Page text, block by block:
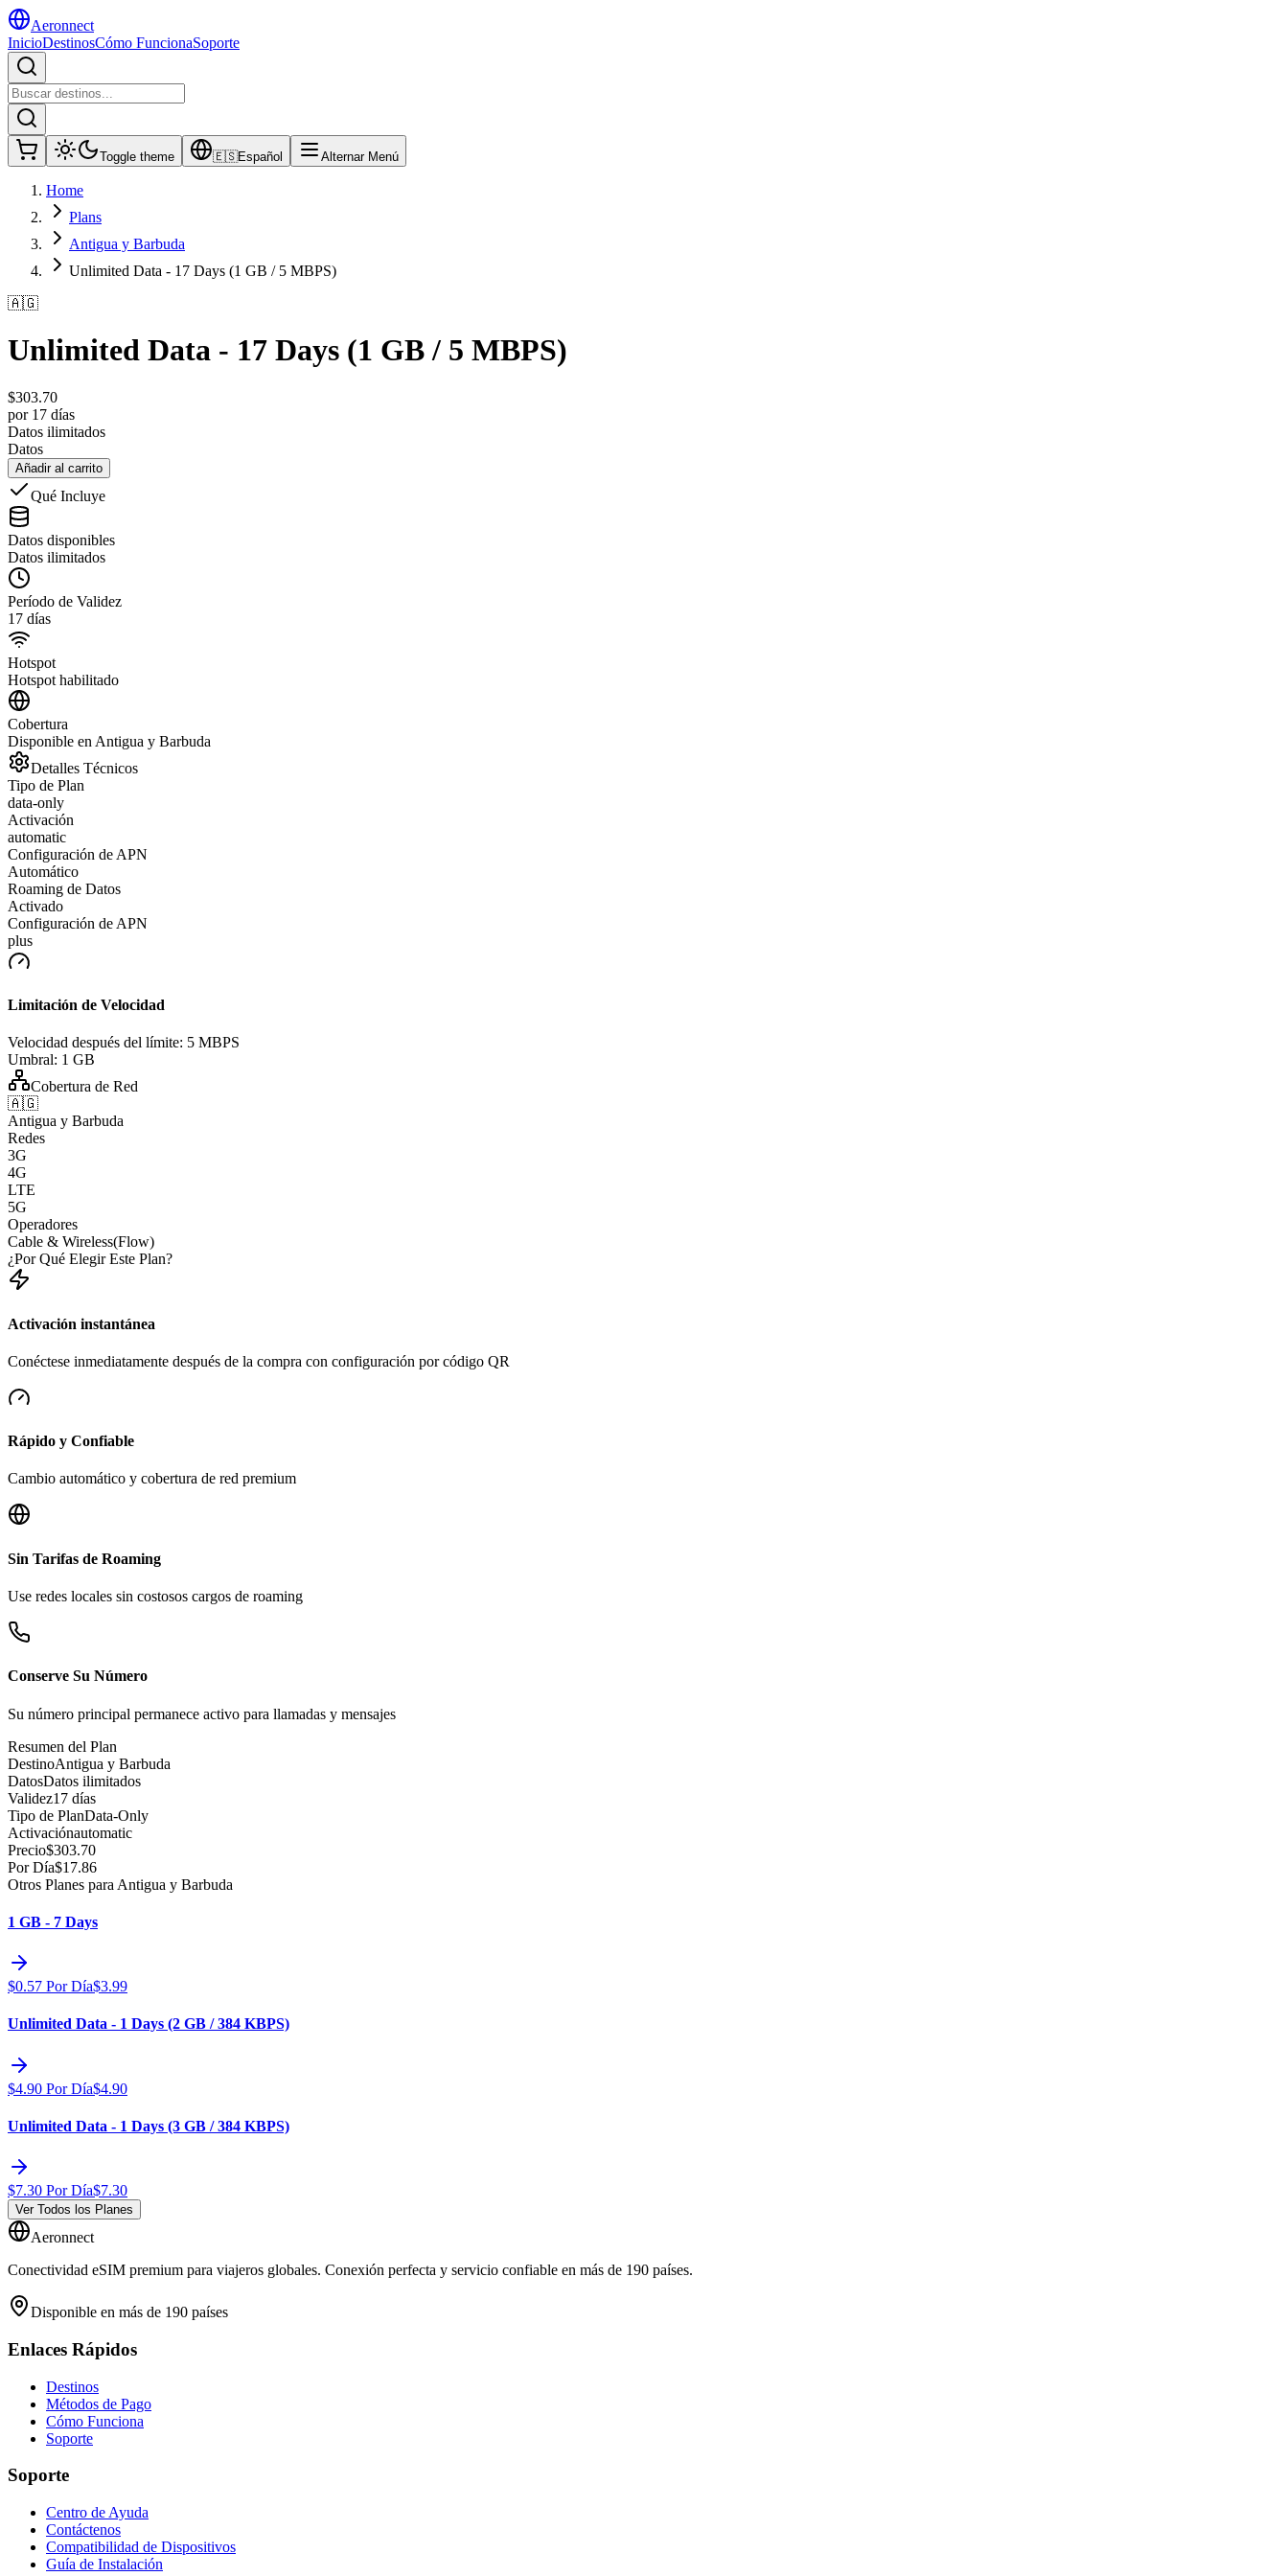
Aeronnect
InicioDestinosCómo FuncionaSoporte
Toggle theme 🇪🇸Español Alternar Menú
Home
Plans
Antigua y Barbuda
Unlimited Data - 17 Days (1 GB / 5 MBPS)
🇦🇬
Unlimited Data - 17 Days (1 GB / 5 MBPS)
$303.70
por 17 días
Datos ilimitados
Datos
Añadir al carrito
Qué Incluye
Datos disponibles
Datos ilimitados
Período de Validez
17 días
Hotspot
Hotspot habilitado
Cobertura
Disponible en Antigua y Barbuda
Detalles Técnicos
Tipo de Plan
data-only
Activación
automatic
Configuración de APN
Automático
Roaming de Datos
Activado
Configuración de APN
plus
Limitación de Velocidad
Velocidad después del límite: 5 MBPS
Umbral: 1 GB
Cobertura de Red
🇦🇬
Antigua y Barbuda
Redes
3G
4G
LTE
5G
Operadores
Cable & Wireless(Flow)
¿Por Qué Elegir Este Plan?
Activación instantánea
Conéctese inmediatamente después de la compra con configuración por código QR
Rápido y Confiable
Cambio automático y cobertura de red premium
Sin Tarifas de Roaming
Use redes locales sin costosos cargos de roaming
Conserve Su Número
Su número principal permanece activo para llamadas y mensajes
Resumen del Plan
DestinoAntigua y Barbuda
DatosDatos ilimitados
Validez17 días
Tipo de PlanData-Only
Activaciónautomatic
Precio$303.70
Por Día$17.86
Otros Planes para Antigua y Barbuda
1 GB - 7 Days
$0.57 Por Día$3.99
Unlimited Data - 1 Days (2 GB / 384 KBPS)
$4.90 Por Día$4.90
Unlimited Data - 1 Days (3 GB / 384 KBPS)
$7.30 Por Día$7.30
Ver Todos los Planes
Aeronnect
Conectividad eSIM premium para viajeros globales. Conexión perfecta y servicio confiable en más de 190 países.
Disponible en más de 190 países
Enlaces Rápidos
Destinos
Métodos de Pago
Cómo Funciona
Soporte
Soporte
Centro de Ayuda
Contáctenos
Compatibilidad de Dispositivos
Guía de Instalación